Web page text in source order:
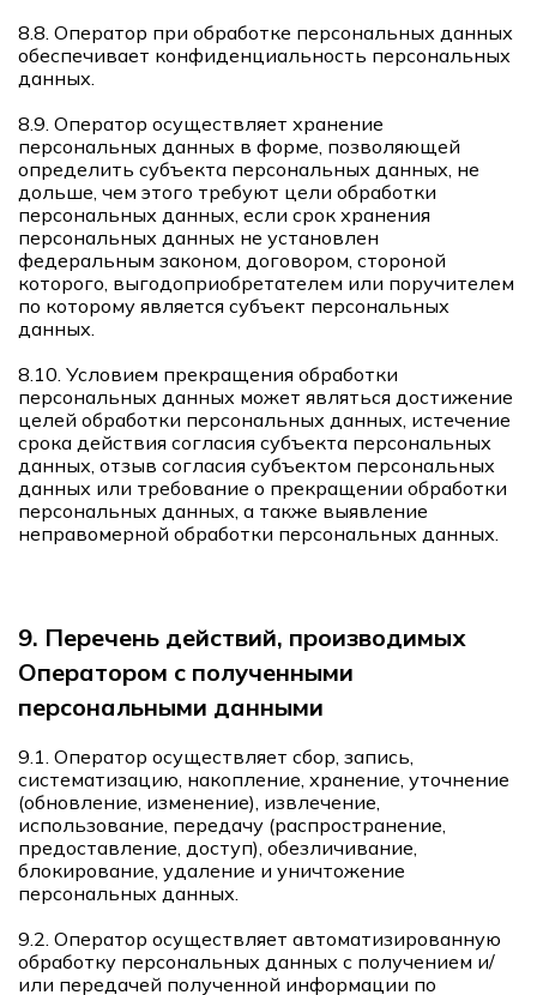
8.8. Оператор при обработке персональных данных
обеспечивает конфиденциальность персональных
данных.
8.9. Оператор осуществляет хранение
персональных данных в форме, позволяющей
определить субъекта персональных данных, не
дольше, чем этого требуют цели обработки
персональных данных, если срок хранения
персональных данных не установлен
федеральным законом, договором, стороной
которого, выгодоприобретателем или поручителем
по которому является субъект персональных
данных.
8.10. Условием прекращения обработки
персональных данных может являться достижение
целей обработки персональных данных, истечение
срока действия согласия субъекта персональных
данных, отзыв согласия субъектом персональных
данных или требование о прекращении обработки
персональных данных, а также выявление
неправомерной обработки персональных данных.
9. Перечень действий, производимых
Оператором с полученными
персональными данными
9.1. Оператор осуществляет сбор, запись,
систематизацию, накопление, хранение, уточнение
(обновление, изменение), извлечение,
использование, передачу (распространение,
предоставление, доступ), обезличивание,
блокирование, удаление и уничтожение
персональных данных.
9.2. Оператор осуществляет автоматизированную
обработку персональных данных с получением и/
или передачей полученной информации по